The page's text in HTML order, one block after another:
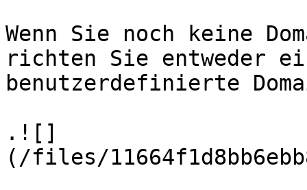
Wenn Sie noch keine
richten Sie entweder
benutzerdefinierte
.![]
(/files/